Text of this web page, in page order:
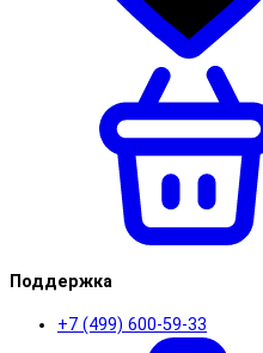
Поддержка
+7 (499) 600-59-33